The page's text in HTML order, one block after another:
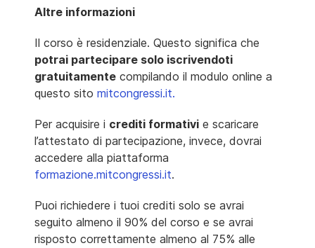
Altre informazioni
Il corso è residenziale. Questo significa che
potrai partecipare solo iscrivendoti
gratuitamente compilando il modulo online a
questo sito mitcongressi.it.
Per acquisire i crediti formativi e scaricare
l’attestato di partecipazione, invece, dovrai
accedere alla piattaforma
formazione.mitcongressi.it.
Puoi richiedere i tuoi crediti solo se avrai
seguito almeno il 90% del corso e se avrai
risposto correttamente almeno al 75% alle